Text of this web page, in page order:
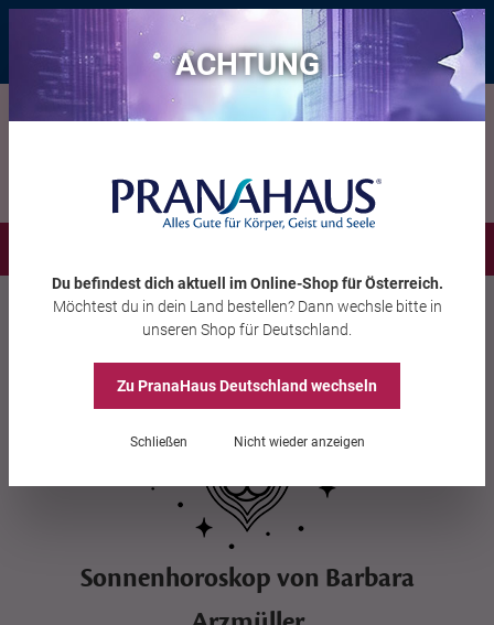
Bis zu 20 € Rabatt* mit dem Vorteils-Codeeintauchen , gültig bis
11.08.2026
Sonnenhoroskop von Barbara
ACHTUNG
Du befindest dich aktuell im Online-Shopfür Österreich.
Möchtest du in dein Land bestellen? Dann wechsle bitte in
unseren Shop für Deutschland
Zu PranaHausDeutschland wechseln
Schließen Nicht wieder anzeigen